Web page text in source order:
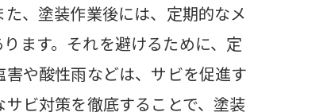
、塗装作業後には、定期的なメ
ます。それを避けるために、定
や酸性雨などは、サビを促進す
ビ対策を徹底することで、塗装